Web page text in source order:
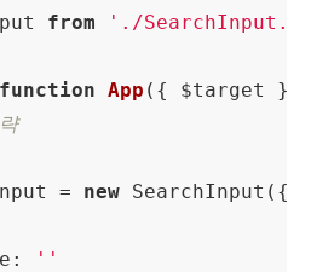
from './
function App ( { $target }
= new SearchInput({
:
''